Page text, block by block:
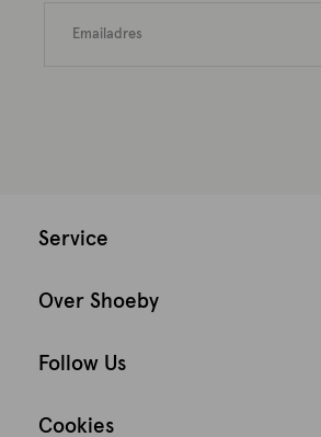
Service
Over Shoeby
Follow Us
Cookies